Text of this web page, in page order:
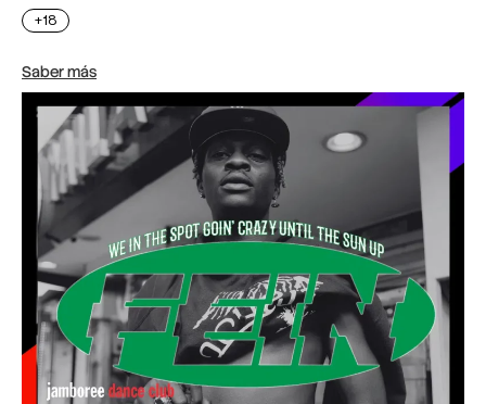
+18
Saber más